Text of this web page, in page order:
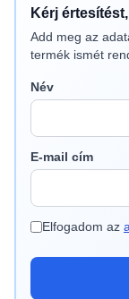
Kérj
Add meg az
termék ismét
Név
E-mail cím
Elfogadom az